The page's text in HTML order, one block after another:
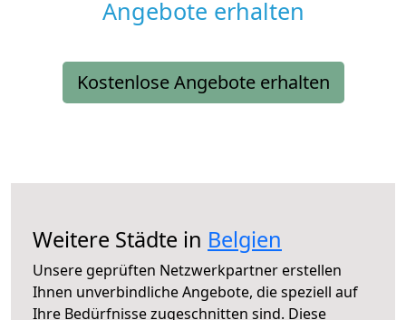
Angebote erhalten
Kostenlose Angebote erhalten
Weitere Städte in Belgien
Unsere geprüften Netzwerkpartner erstellen
Ihnen unverbindliche Angebote, die speziell auf
Ihre Bedürfnisse zugeschnitten sind. Diese